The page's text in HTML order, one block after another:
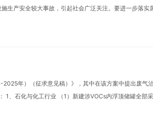
生产安全较大事故，引起社会广泛关注。要进一步落实
年）（征求意见稿）》，其中在该方案中提出废气
、石化与化工行业 （1）新建涉VOCs内浮顶储罐全部